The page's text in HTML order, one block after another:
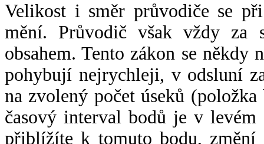
Velikost i směr průvodiče se
mění. Průvodič však vždy za
obsahem. Tento zákon se někdy
pohybují nejrychleji, v odsluní
na zvolený počet úseků
časový interval bodů je v
přiblížíte k tomuto bodu,